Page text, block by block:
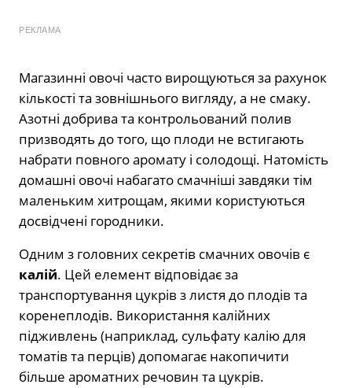
РЕКЛАМА
Магазинні овочі часто вирощуються за рахунок
кількості та зовнішнього вигляду, а не смаку.
Азотні добрива та контрольований полив
призводять до того, що плоди не встигають
набрати повного аромату і солодощі. Натомість
домашні овочі набагато смачніші завдяки тім
маленьким хитрощам, якими користуються
досвідчені городники.
Одним з головних секретів смачних овочів є
калій. Цей елемент відповідає за
транспортування цукрів з листя до плодів та
коренеплодів. Використання калійних
підживлень (наприклад, сульфату калію для
томатів та перців) допомагає накопичити
більше ароматних речовин та цукрів.